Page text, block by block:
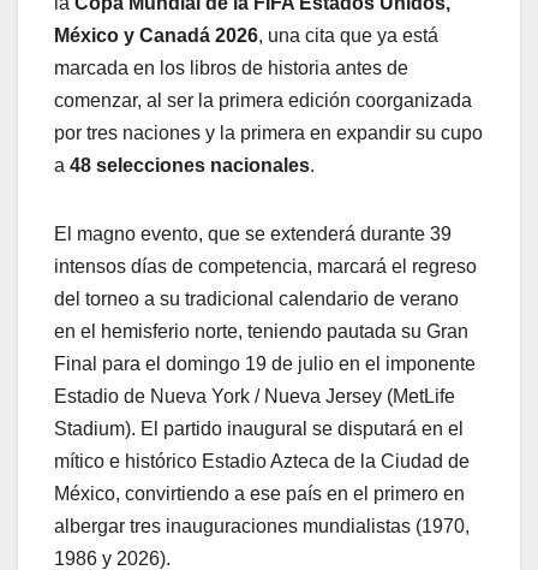
México y Canadá 2026, una cita que ya está
marcada en los libros de historia antes de
comenzar, al ser la primera edición coorganizada
por tres naciones y la primera en expandir su cupo
a 48 selecciones nacionales.
​El magno evento, que se extenderá durante 39
intensos días de competencia, marcará el regreso
del torneo a su tradicional calendario de verano
en el hemisferio norte, teniendo pautada su Gran
Final para el domingo 19 de julio en el imponente
Estadio de Nueva York / Nueva Jersey (MetLife
Stadium). El partido inaugural se disputará en el
mítico e histórico Estadio Azteca de la Ciudad de
México, convirtiendo a ese país en el primero en
albergar tres inauguraciones mundialistas (1970,
1986 y 2026).